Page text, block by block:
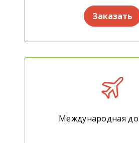
Заказать
Международная